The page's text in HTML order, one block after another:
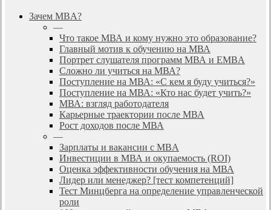
search
Menu
Зачем MBA?
—
Что такое МВА и кому нужно это образование?
Главный мотив к обучению на МВА
Портрет слушателя программ МВА и EMBA
Сложно ли учиться на МВА?
Поступление на МВА: «С кем я буду учиться?»
Поступление на МВА: «Кто нас будет учить?»
МВА: взгляд работодателя
Карьерные траектории после МВА
Рост доходов после МВА
—
Зарплаты и вакансии с MBA
Инвестиции в МВА и окупаемость (ROI)
Оценка эффективности обучения на МВА
Лидер или менеджер? [тест компетенций]
Тест Минцберга на определение управленческой
роли